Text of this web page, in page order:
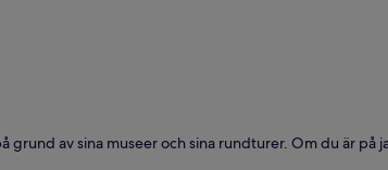
av sina museer och sina rundturer. Om du är på